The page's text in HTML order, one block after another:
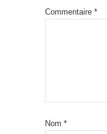
Commentaire *
Nom *